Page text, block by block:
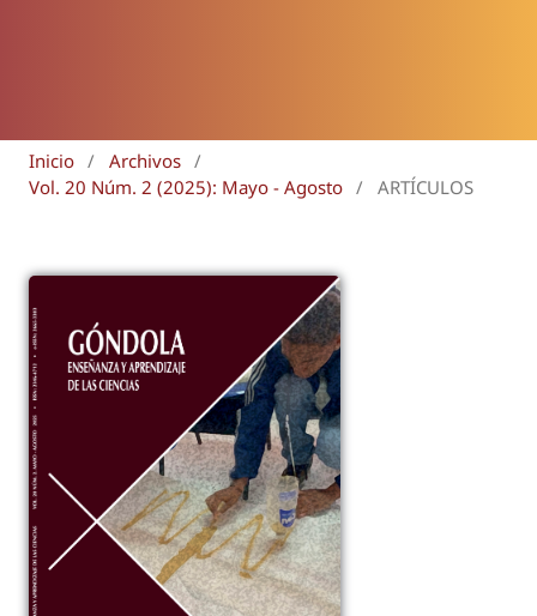
Inicio / Archivos /
Vol. 20 Núm. 2 (2025): Mayo - Agosto / ARTÍCULOS